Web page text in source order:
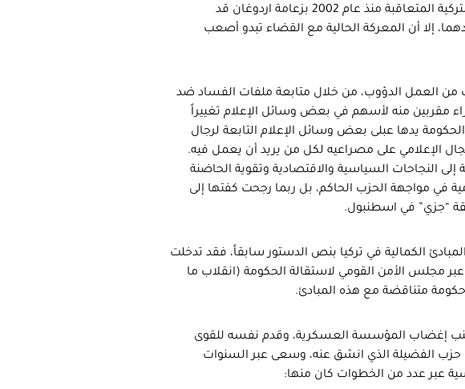
الجيش والقضاء والإعلام. ولئن كانت الحكومات التركية المتعاقبة منذ عام 2002 بزعامة اردوغان قد
إلا أن المعركة الحالية مع القضاء تبدو أصعب
من العمل الدؤوب، من خلال متابعة ملفات الفساد ضد
مقربين منه لأسهم في بعض وسائل الإعلام تغييراً
يدها عبلى بعض وسائل الإعلام التابعة لرجال
الإعلامي على مصراعيه لكل من يريد أن يعمل فيه.
النجاحات السياسية والاقتصادية وتقوية الحاضنة
في مواجهة الحزب الحاكم، بل ربما رجحت كفتها إلى
“جزي” في اسطنبول.
الكمالية في تركيا بنص الدستور سابقاً، فقد تدخلت
مجلس الأمن القومي لاستقالة الحكومة (انقلاب ما
متناقضة مع هذه المبادئ.
إغضاب المؤسسة العسكرية، وقدم نفسه للقوى
حزب الفضيلة الذي انشق عنه، وسعى عبر السنوات
عبر عدد من الخطوات كان منها: